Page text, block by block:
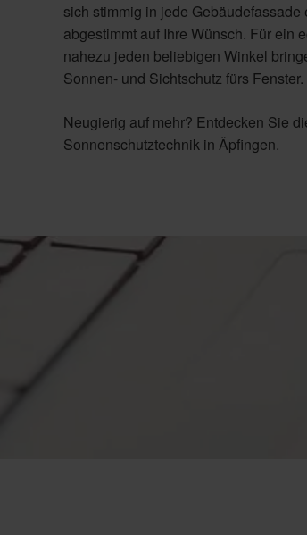
sich stimmig in jede
abgestimmt auf Ihre Wünsch. Für ein
nahezu jeden beliebigen Winkel
Sonnen- und Sichtschutz fürs Fenster.
Neugierig auf mehr? Entdecken Sie
Sonnenschutztechnik in Äpfingen.